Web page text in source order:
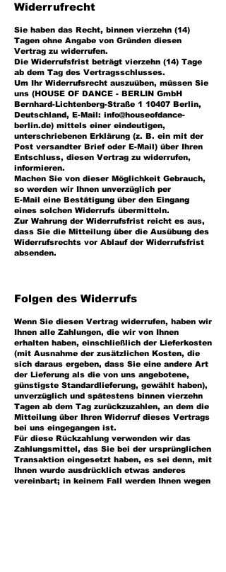
Widerrufrecht
Sie haben das Recht, binnen vierzehn (14)
Tagen ohne Angabe von Gründen diesen
Vertrag zu widerrufen.
Die Widerrufsfrist beträgt vierzehn (14) Tage
ab dem Tag des Vertragsschlusses.
Um Ihr Widerrufsrecht auszuüben, müssen Sie
uns (HOUSE OF DANCE - BERLIN GmbH
Bernhard-Lichtenberg-Straße 1 10407 Berlin,
Deutschland, E-Mail: info@houseofdance-
berlin.de) mittels einer eindeutigen,
unterschriebenen Erklärung (z. B. ein mit der
Post versandter Brief oder E-Mail) über Ihren
Entschluss, diesen Vertrag zu widerrufen,
informieren.
Machen Sie von dieser Möglichkeit Gebrauch,
so werden wir Ihnen unverzüglich per
E-Mail eine Bestätigung über den Eingang
eines solchen Widerrufs übermitteln.
Zur Wahrung der Widerrufsfrist reicht es aus,
dass Sie die Mitteilung über die Ausübung des
Widerrufsrechts vor Ablauf der Widerrufsfrist
absenden.
Folgen des Widerrufs
Wenn Sie diesen Vertrag widerrufen, haben wir
Ihnen alle Zahlungen, die wir von Ihnen
erhalten haben, einschließlich der Lieferkosten
(mit Ausnahme der zusätzlichen Kosten, die
sich daraus ergeben, dass Sie eine andere Art
der Lieferung als die von uns angebotene,
günstigste Standardlieferung, gewählt haben),
unverzüglich und spätestens binnen vierzehn
Tagen ab dem Tag zurückzuzahlen, an dem die
Mitteilung über Ihren Widerruf dieses Vertrags
bei uns eingegangen ist.
Für diese Rückzahlung verwenden wir das
Zahlungsmittel, das Sie bei der ursprünglichen
Transaktion eingesetzt haben, es sei denn, mit
Ihnen wurde ausdrücklich etwas anderes
vereinbart; in keinem Fall werden Ihnen wegen